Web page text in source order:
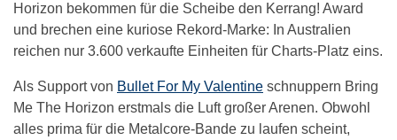
Horizon bekommen für die Scheibe den Kerrang! Award
und brechen eine kuriose Rekord-Marke: In Australien
reichen nur 3.600 verkaufte Einheiten für Charts-Platz eins.
Als Support von Bullet For My Valentine schnuppern Bring
Me The Horizon erstmals die Luft großer Arenen. Obwohl
alles prima für die Metalcore-Bande zu laufen scheint,